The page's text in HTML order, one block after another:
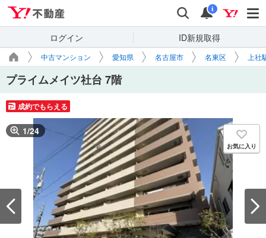
検索 通知
i
ログイン ID新規取得
中古マンション 愛知県 名古屋市 名東区 上社
プライムメイツ社台 7階
成約でもらえる
1/24
お気に入り